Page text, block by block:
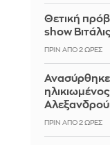
Θετική
show
ΠΡΙΝ ΑΠΌ 2 ΏΡΕΣ
Ανασύρθηκε
ΠΡΙΝ ΑΠΌ 2 ΏΡΕΣ